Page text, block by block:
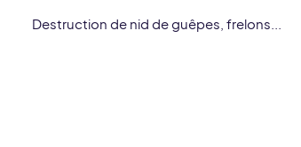
Destruction de nid de guêpes, frelons...